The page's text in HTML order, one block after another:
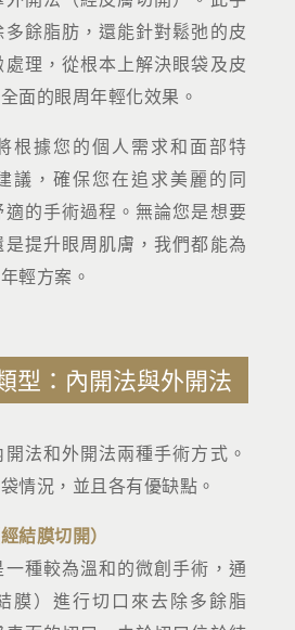
餘脂肪，還能針對鬆弛的皮
理，從根本上解決眼袋及皮
面的眼周年輕化效果。
根據您的個人需求和面部特
議，確保您在追求美麗的同
的手術過程。無論您是想要
提升眼周肌膚，我們都能為
輕方案。
型：內開法與外開法
法和外開法兩種手術方式。
情況，並且各有優缺點。
結膜切開）
種較為溫和的微創手術，通
膜）進行切口來去除多餘脂